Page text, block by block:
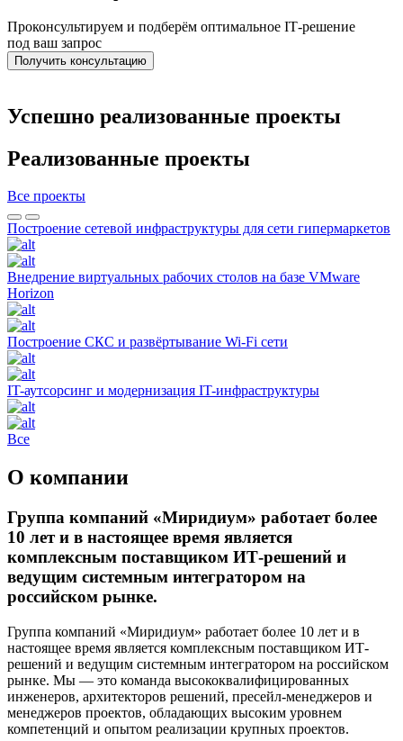
Проконсультируем и подберём оптимальное IT‑решение
под ваш запрос
Получить консультацию
Успешно реализованные проекты
Реализованные проекты
Все проекты
Построение сетевой инфраструктуры для сети гипермаркетов
Внедрение виртуальных рабочих столов на базе VMware
Horizon
Построение СКС и развёртывание Wi-Fi сети
IT-аутсорсинг и модернизация IT-инфраструктуры
Все
О компании
Группа компаний «Миридиум» работает более
10 лет и в настоящее время является
комплексным поставщиком ИТ-решений и
ведущим системным интегратором на
российском рынке.
Группа компаний «Миридиум» работает более 10 лет и в
настоящее время является комплексным поставщиком ИТ-
решений и ведущим системным интегратором на российском
рынке. Мы — это команда высококвалифицированных
инженеров, архитекторов решений, пресейл-менеджеров и
менеджеров проектов, обладающих высоким уровнем
компетенций и опытом реализации крупных проектов.